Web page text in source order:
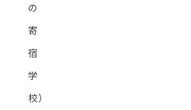
の
寄
宿
学
校）